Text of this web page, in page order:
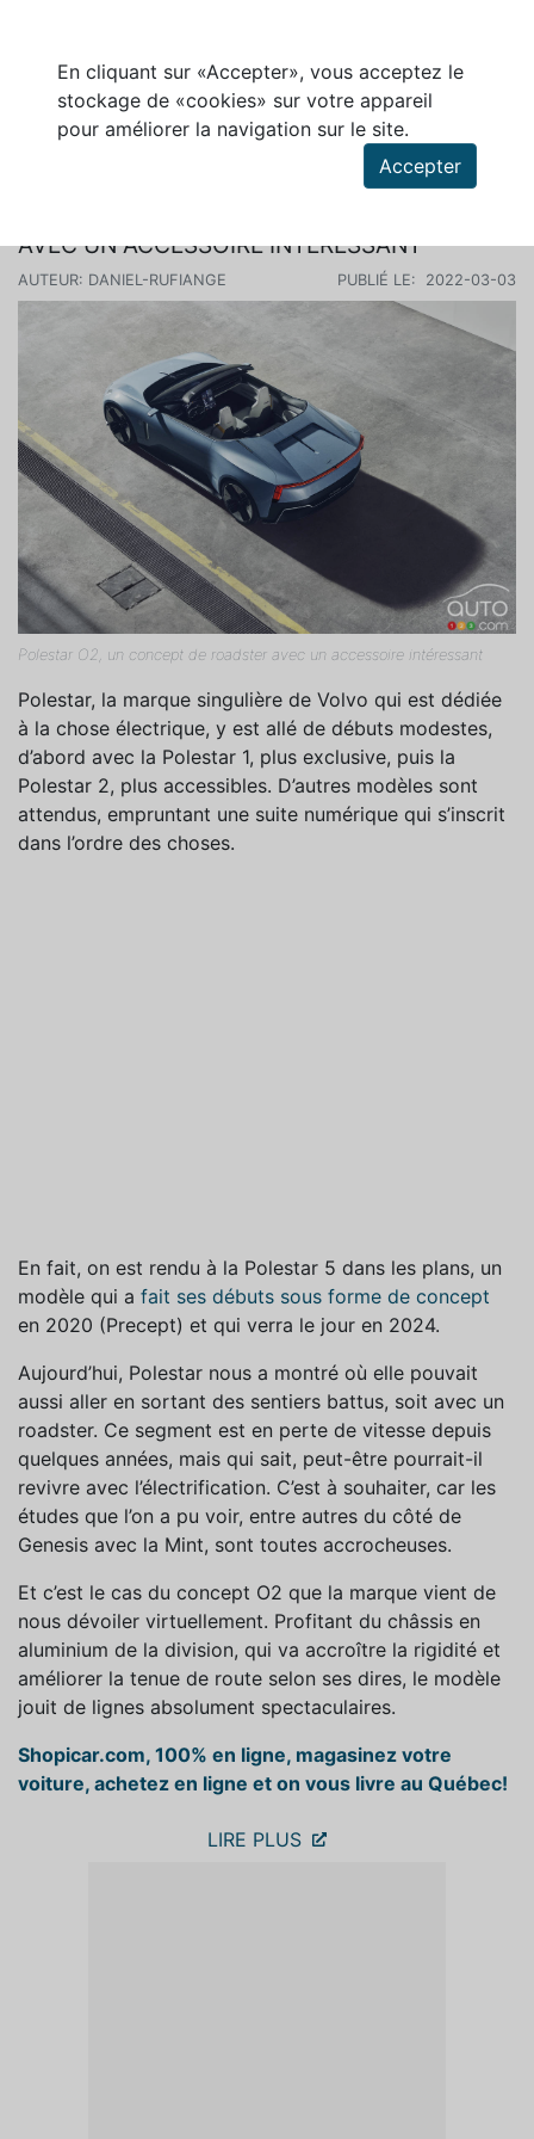
En cliquant sur «Accepter», vous acceptez le
stockage de «cookies» sur votre appareil
pour améliorer la navigation sur le site.
Accepter
AVEC UN ACCESSOIRE INTÉRESSANT
AUTEUR: DANIEL-RUFIANGE PUBLIÉ LE: 2022-03-03
Polestar O2, un concept de roadster avec un accessoire intéressant
Polestar, la marque singulière de Volvo qui est dédiée
à la chose électrique, y est allé de débuts modestes,
d’abord avec la Polestar 1, plus exclusive, puis la
Polestar 2, plus accessibles. D’autres modèles sont
attendus, empruntant une suite numérique qui s’inscrit
dans l’ordre des choses.
En fait, on est rendu à la Polestar 5 dans les plans, un
modèle qui a fait ses débuts sous forme de concept
en 2020 (Precept) et qui verra le jour en 2024.
Aujourd’hui, Polestar nous a montré où elle pouvait
aussi aller en sortant des sentiers battus, soit avec un
roadster. Ce segment est en perte de vitesse depuis
quelques années, mais qui sait, peut-être pourrait-il
revivre avec l’électrification. C’est à souhaiter, car les
études que l’on a pu voir, entre autres du côté de
Genesis avec la Mint, sont toutes accrocheuses.
Et c’est le cas du concept O2 que la marque vient de
nous dévoiler virtuellement. Profitant du châssis en
aluminium de la division, qui va accroître la rigidité et
améliorer la tenue de route selon ses dires, le modèle
jouit de lignes absolument spectaculaires.
Shopicar.com, 100% en ligne, magasinez votre
voiture, achetez en ligne et on vous livre au Québec!
LIRE PLUS